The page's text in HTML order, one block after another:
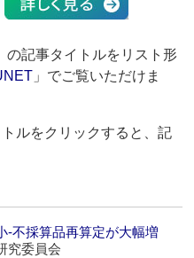
の記事タイトルをリスト形
」でご覧いただけま
ルをクリックすると、記
‐不採算品再算定が大幅増
究委員会